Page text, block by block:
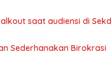
saat audiensi di
Sederhanakan Birokrasi